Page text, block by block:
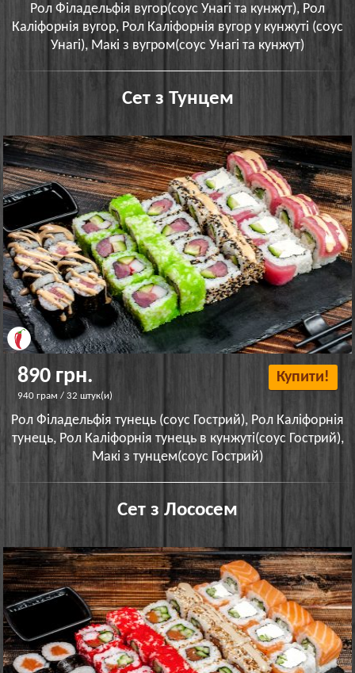
Рол Філадельфія вугор(соус Унагі та кунжут), Рол
Каліфорнія вугор, Рол Каліфорнія вугор у кунжуті (соус
Унагі), Макі з вугром(соус Унагі та кунжут)
Сет з Тунцем
890 грн.
940 грам / 32 штук(и)
Купити!
Рол Філадельфія тунець (соус Гострий), Рол Каліфорнія
тунець, Рол Каліфорнія тунець в кунжуті(соус Гострий),
Макі з тунцем(соус Гострий)
Сет з Лососем